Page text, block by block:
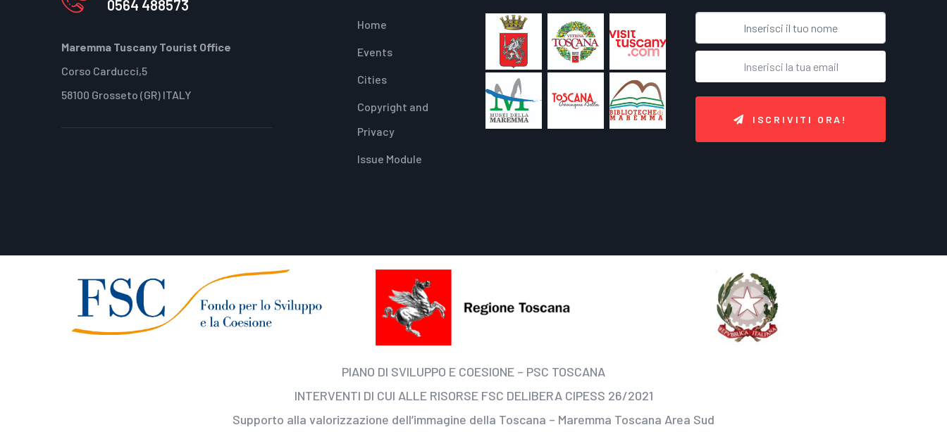
0564 488573
Maremma Tuscany Tourist Office
Corso Carducci,5
58100 Grosseto (GR) ITALY
Home
Events
Cities
Copyright and
Privacy
Issue Module
ISCRIVITI ORA!
PIANO DI SVILUPPO E COESIONE – PSC TOSCANA
INTERVENTI DI CUI ALLE RISORSE FSC DELIBERA CIPESS 26/2021
Supporto alla valorizzazione dell’immagine della Toscana – Maremma Toscana Area Sud